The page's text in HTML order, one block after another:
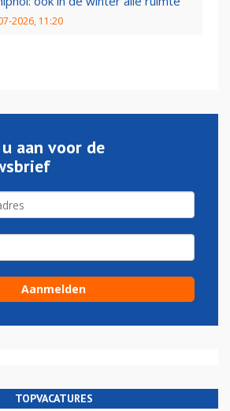
2026, 11:20
aan voor de
TOPVACATURES